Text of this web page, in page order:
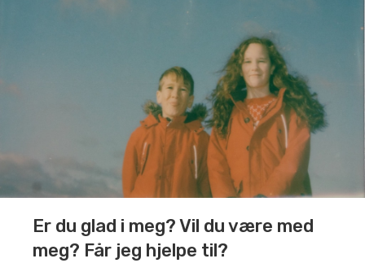
Er du glad i meg? Vil du være med
meg? Får jeg hjelpe til?